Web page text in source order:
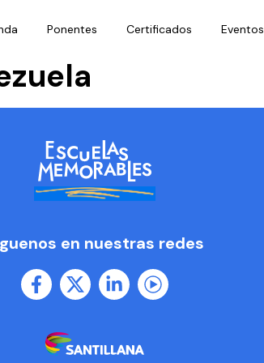
Ponentes Certificados Eventos
en nuestras redes